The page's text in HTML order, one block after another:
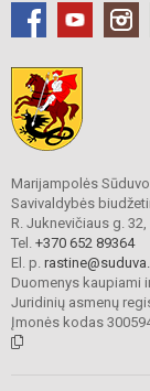
Marijampolės
Savivaldybės
R. Juknevičiaus g.
Tel. +370 652 89364
El. p.
Duomenys kaupiami
Juridinių asmenų
Įmonės kodas